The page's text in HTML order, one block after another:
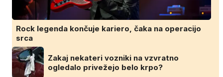
Rock legenda končuje kariero, čaka na operacijo
srca
Zakaj nekateri vozniki na vzvratno
ogledalo privežejo belo krpo?